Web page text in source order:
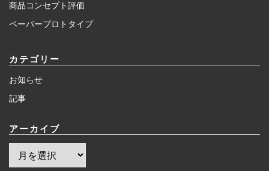
商品コンセプト評価
ペーパープロトタイプ
カテゴリー
お知らせ
記事
アーカイブ